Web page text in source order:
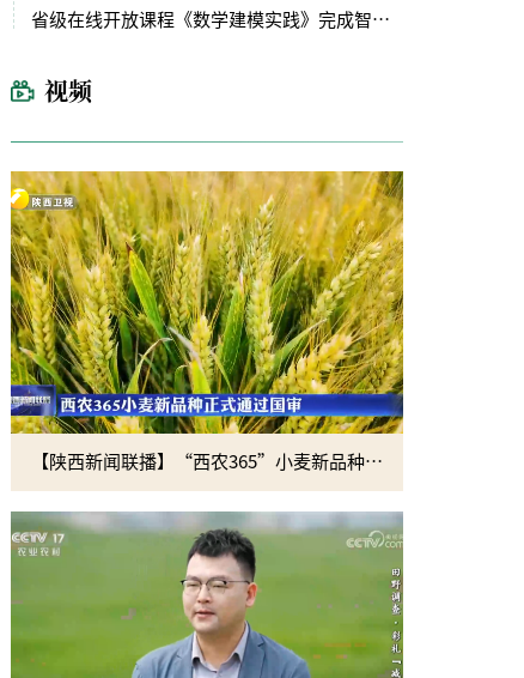
省级在线开放课程《数学建模实践》完成智慧化升级
视频
【陕西新闻联播】“西农365”小麦新品种正式通过国审